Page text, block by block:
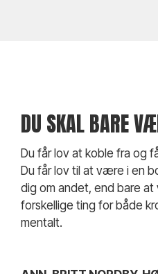
DU SKAL BARE
Du får lov at koble fra og
Du får lov til at være i en
dig om andet, end bare
forskellige ting for både
mentalt.